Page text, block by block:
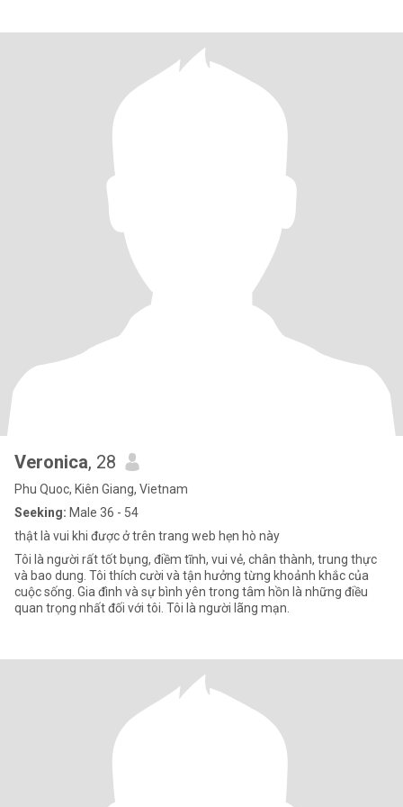
Veronica, 28
Phu Quoc, Kiên Giang, Vietnam
Seeking: Male 36 - 54
thật là vui khi được ở trên trang web hẹn hò này
Tôi là người rất tốt bụng, điềm tĩnh, vui vẻ, chân thành, trung thực
và bao dung. Tôi thích cười và tận hưởng từng khoảnh khắc của
cuộc sống. Gia đình và sự bình yên trong tâm hồn là những điều
quan trọng nhất đối với tôi. Tôi là người lãng mạn.